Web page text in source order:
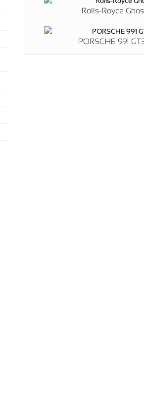
Rolls-Royce
PORSCHE 991